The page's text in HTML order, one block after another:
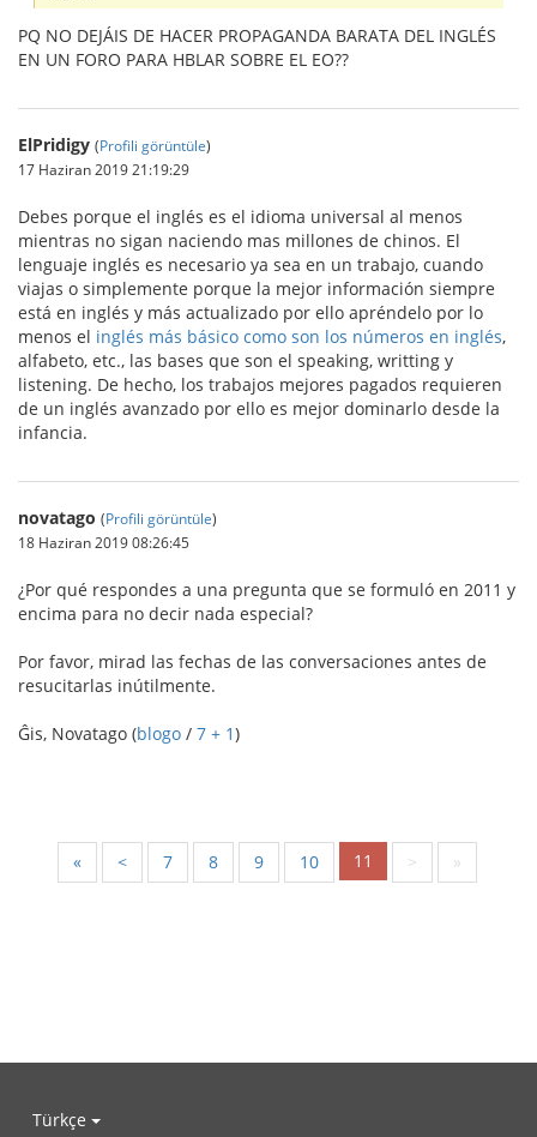
PQ NO DEJÁIS DE HACER PROPAGANDA BARATA DEL INGLÉS
EN UN FORO PARA HBLAR SOBRE EL EO??
ElPridigy (Profili görüntüle)
17 Haziran 2019 21:19:29
Debes porque el inglés es el idioma universal al menos
mientras no sigan naciendo mas millones de chinos. El
lenguaje inglés es necesario ya sea en un trabajo, cuando
viajas o simplemente porque la mejor información siempre
está en inglés y más actualizado por ello apréndelo por lo
menos el inglés más básico como son los números en inglés,
alfabeto, etc., las bases que son el speaking, writting y
listening. De hecho, los trabajos mejores pagados requieren
de un inglés avanzado por ello es mejor dominarlo desde la
infancia.
novatago (Profili görüntüle)
18 Haziran 2019 08:26:45
¿Por qué respondes a una pregunta que se formuló en 2011 y
encima para no decir nada especial?
Por favor, mirad las fechas de las conversaciones antes de
resucitarlas inútilmente.
Ĝis, Novatago (blogo / 7 + 1)
« < 7 8 9 10 11 > »
Türkçe